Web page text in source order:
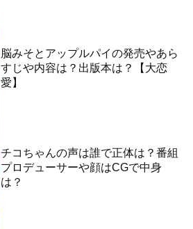
脳みそとアップルパイの発売やあら
すじや内容は？出版本は？【大恋
愛】
チコちゃんの声は誰で正体は？番組
プロデューサーや顔はCGで中身
は？